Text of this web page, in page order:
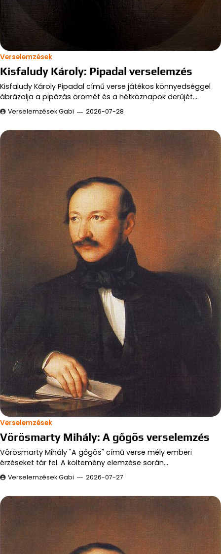
Verselemzések
Kisfaludy Károly: Pipadal verselemzés
Kisfaludy Károly Pipadal című verse játékos könnyedséggel
ábrázolja a pipázás örömét és a hétköznapok derűjét.…
Verselemzések Gabi 2026-07-28
Verselemzések
Vörösmarty Mihály: A gőgös verselemzés
Vörösmarty Mihály "A gőgös" című verse mély emberi
érzéseket tár fel. A költemény elemzése során…
Verselemzések Gabi 2026-07-27